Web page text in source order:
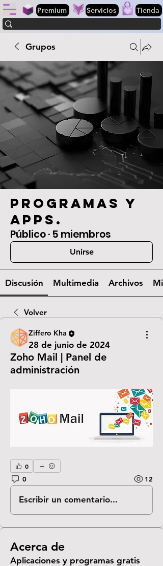
Premium Servicios Tienda
Grupos
Programas y
apps.
Público· 5 miembros
Unirse
Discusión Multimedia Archivos
Volver
Ziffero Kha
28 de junio de 2024
Zoho Mail | Panel de
administración
0
0
12
Escribir un comentario...
Acerca de
Aplicaciones y programas gratis